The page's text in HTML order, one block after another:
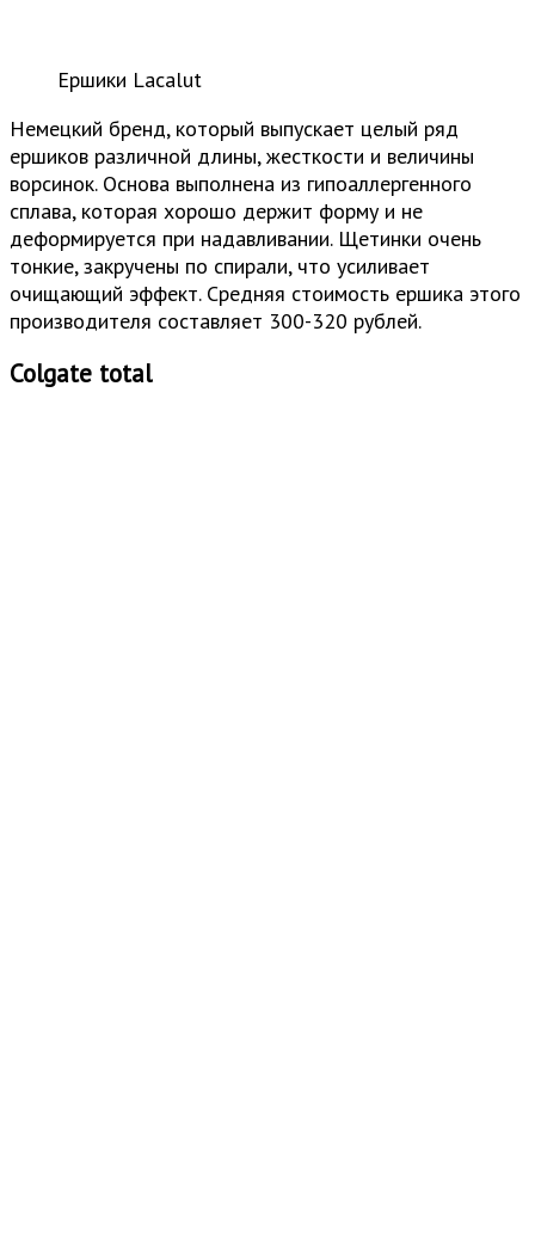
Ершики Lacalut
Немецкий бренд, который выпускает целый ряд
ершиков различной длины, жесткости и величины
ворсинок. Основа выполнена из гипоаллергенного
сплава, которая хорошо держит форму и не
деформируется при надавливании. Щетинки очень
тонкие, закручены по спирали, что усиливает
очищающий эффект. Средняя стоимость ершика этого
производителя составляет 300-320 рублей.
Colgate total